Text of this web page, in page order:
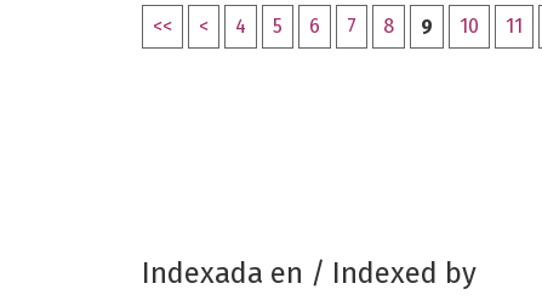
<< < 4 5 6 7 8 9 10 11
Indexada en / Indexed by